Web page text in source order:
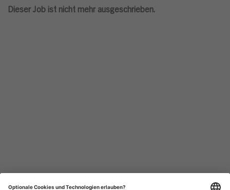
Dieser Job ist nicht mehr ausgeschrieben.